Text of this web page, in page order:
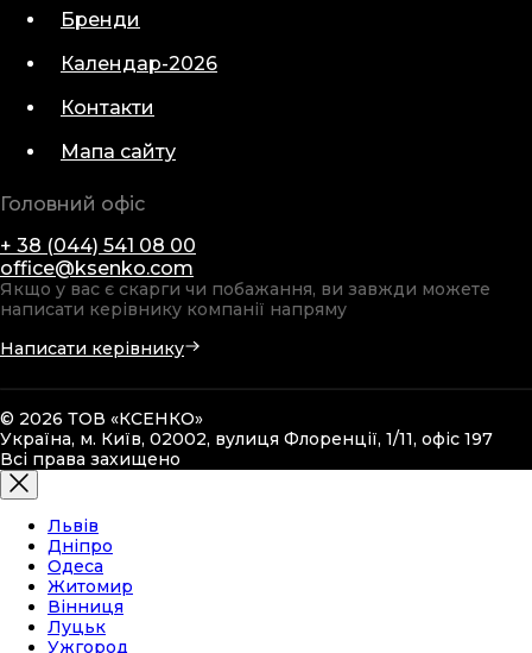
Бренди
Календар-2026
Контакти
Мапа сайту
Головний офіс
+ 38 (044) 541 08 00
office@ksenko.com
Якщо у вас є скарги чи побажання, ви завжди можете
написати керівнику компанії напряму
Написати керівнику
© 2026 ТОВ «КСЕНКО»
Україна, м. Київ, 02002, вулиця Флоренції, 1/11, офіс 197
Всі права захищено
Львів
Дніпро
Одеса
Житомир
Вінниця
Луцьк
Ужгород